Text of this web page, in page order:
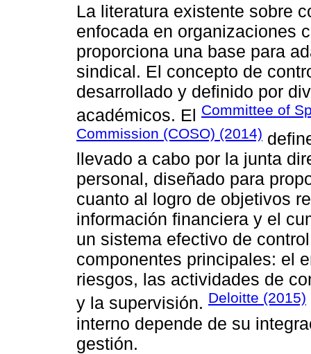
La literatura existente sobre
enfocada en organizaciones
proporciona una base para
sindical. El concepto de
desarrollado y definido por
académicos. El Committee of
Commission (COSO) (2014)
llevado a cabo por la junta
personal, diseñado para
cuanto al logro de objetivos
información financiera y el
un sistema efectivo de
componentes principales: el
riesgos, las actividades de
y la supervisión. Deloitte (2015)
interno depende de su
gestión.